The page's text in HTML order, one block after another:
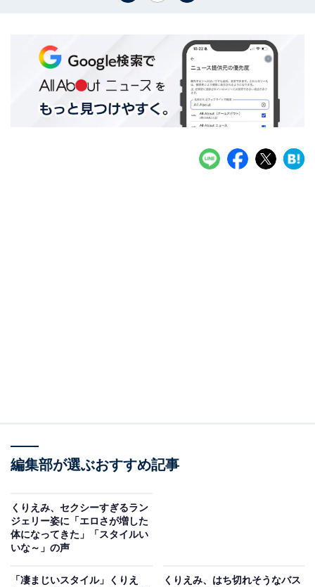
編集部が選ぶおすすめ記事
くりえみ、セクシーすぎるラン
ジェリー姿に「エロさが増した
体になってきた」「スタイルい
いな～」の声
「凄まじいスタイル」くりえ
くりえみ、はち切れそうなバス